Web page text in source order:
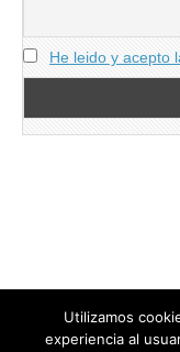
He leido y acepto
Utilizamos
experiencia al